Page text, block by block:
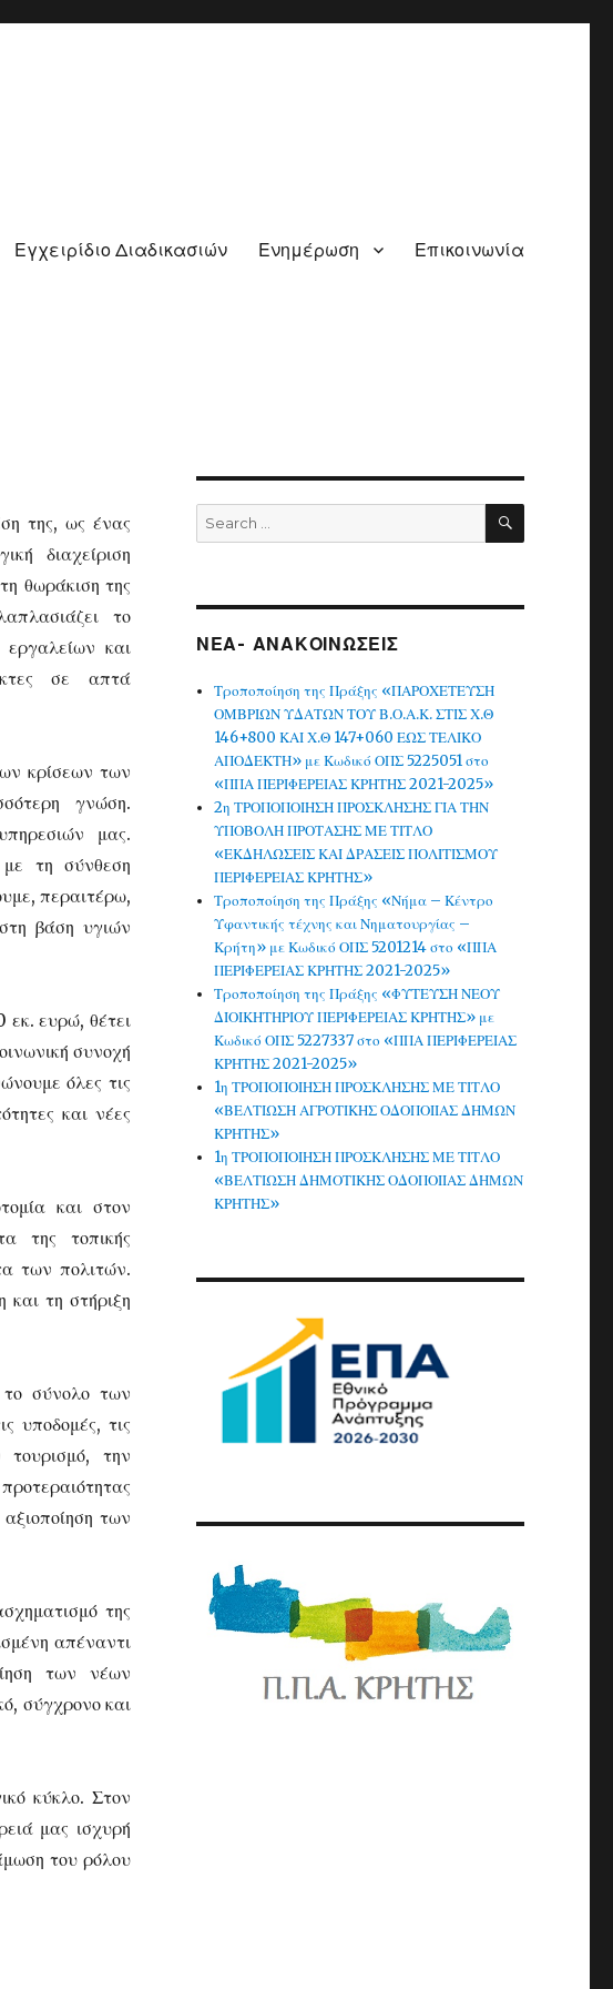
Εγχειρίδιο Διαδικασιών Ενημέρωση Επικοινωνία
της, ως ένας
διαχείριση
θωράκιση της
το
και
σε απτά
κρίσεων των
γνώση.
μας.
τη σύνθεση
περαιτέρω,
βάση υγιών
ευρώ, θέτει
συνοχή
όλες τις
και νέες
και στον
της τοπικής
των πολιτών.
και τη στήριξη
σύνολο των
υποδομές, τις
την
των
της
απέναντι
των νέων
σύγχρονο και
κύκλο. Στον
μας ισχυρή
του ρόλου
Search
for:
SEARCH
ΝΕΑ- ΑΝΑΚΟΙΝΩΣΕΙΣ
Τροποποίηση της Πράξης «ΠΑΡΟΧΕΤΕΥΣΗ
ΟΜΒΡΙΩΝ ΥΔΑΤΩΝ ΤΟΥ Β.Ο.Α.Κ. ΣΤΙΣ Χ.Θ
146+800 ΚΑΙ Χ.Θ 147+060 ΕΩΣ ΤΕΛΙΚΟ
ΑΠΟΔΕΚΤΗ» με Κωδικό ΟΠΣ 5225051 στο
«ΠΠΑ ΠΕΡΙΦΕΡΕΙΑΣ ΚΡΗΤΗΣ 2021-2025»
2η ΤΡΟΠΟΠΟΙΗΣΗ ΠΡΟΣΚΛΗΣΗΣ ΓΙΑ ΤΗΝ
ΥΠΟΒΟΛΗ ΠΡΟΤΑΣΗΣ ΜΕ ΤΙΤΛΟ
«ΕΚΔΗΛΩΣΕΙΣ ΚΑΙ ΔΡΑΣΕΙΣ ΠΟΛΙΤΙΣΜΟΥ
ΠΕΡΙΦΕΡΕΙΑΣ ΚΡΗΤΗΣ»
Τροποποίηση της Πράξης «Νήμα – Κέντρο
Υφαντικής τέχνης και Νηματουργίας –
Κρήτη» με Κωδικό ΟΠΣ 5201214 στο «ΠΠΑ
ΠΕΡΙΦΕΡΕΙΑΣ ΚΡΗΤΗΣ 2021-2025»
Τροποποίηση της Πράξης «ΦΥΤΕΥΣΗ ΝΕΟΥ
ΔΙΟΙΚΗΤΗΡΙΟΥ ΠΕΡΙΦΕΡΕΙΑΣ ΚΡΗΤΗΣ» με
Κωδικό ΟΠΣ 5227337 στο «ΠΠΑ ΠΕΡΙΦΕΡΕΙΑΣ
ΚΡΗΤΗΣ 2021-2025»
1η ΤΡΟΠΟΠΟΙΗΣΗ ΠΡΟΣΚΛΗΣΗΣ ΜΕ ΤΙΤΛΟ
«ΒΕΛΤΙΩΣΗ ΑΓΡΟΤΙΚΗΣ ΟΔΟΠΟΙΙΑΣ ΔΗΜΩΝ
ΚΡΗΤΗΣ»
1η ΤΡΟΠΟΠΟΙΗΣΗ ΠΡΟΣΚΛΗΣΗΣ ΜΕ ΤΙΤΛΟ
«ΒΕΛΤΙΩΣΗ ΔΗΜΟΤΙΚΗΣ ΟΔΟΠΟΙΙΑΣ ΔΗΜΩΝ
ΚΡΗΤΗΣ»